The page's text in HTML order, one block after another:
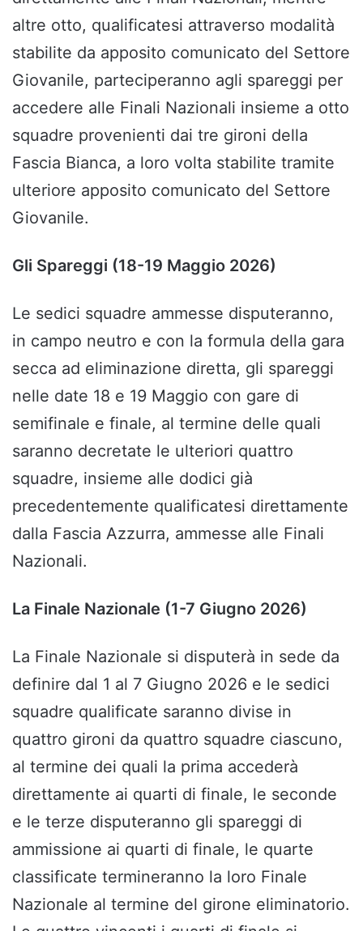
altre otto, qualificatesi attraverso modalità
stabilite da apposito comunicato del Settore
Giovanile, parteciperanno agli spareggi per
accedere alle Finali Nazionali insieme a otto
squadre provenienti dai tre gironi della
Fascia Bianca, a loro volta stabilite tramite
ulteriore apposito comunicato del Settore
Giovanile.
Gli Spareggi (18-19 Maggio 2026)
Le sedici squadre ammesse disputeranno,
in campo neutro e con la formula della gara
secca ad eliminazione diretta, gli spareggi
nelle date 18 e 19 Maggio con gare di
semifinale e finale, al termine delle quali
saranno decretate le ulteriori quattro
squadre, insieme alle dodici già
precedentemente qualificatesi direttamente
dalla Fascia Azzurra, ammesse alle Finali
Nazionali.
La Finale Nazionale (1-7 Giugno 2026)
La Finale Nazionale si disputerà in sede da
definire dal 1 al 7 Giugno 2026 e le sedici
squadre qualificate saranno divise in
quattro gironi da quattro squadre ciascuno,
al termine dei quali la prima accederà
direttamente ai quarti di finale, le seconde
e le terze disputeranno gli spareggi di
ammissione ai quarti di finale, le quarte
classificate termineranno la loro Finale
Nazionale al termine del girone eliminatorio.